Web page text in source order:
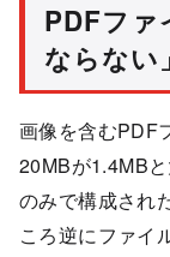
PDFファ
ならない
画像を含むPDF
20MBが1.4MB
のみで構成され
ころ逆にファイ